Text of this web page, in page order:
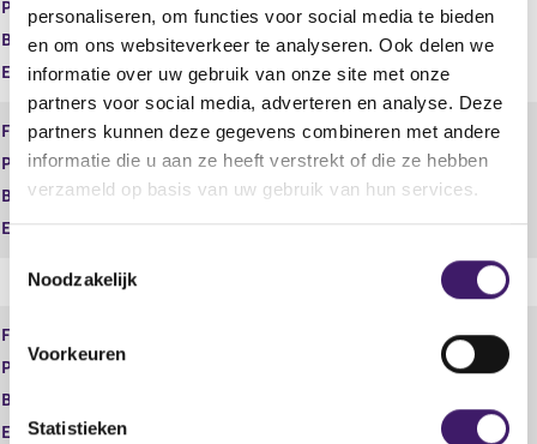
personaliseren, om functies voor social media te bieden
en om ons websiteverkeer te analyseren. Ook delen we
informatie over uw gebruik van onze site met onze
partners voor social media, adverteren en analyse. Deze
partners kunnen deze gegevens combineren met andere
informatie die u aan ze heeft verstrekt of die ze hebben
verzameld op basis van uw gebruik van hun services.
s
t
e
m
Noodzakelijk
Voorkeuren
Statistieken
Product
Spaarrekeningen
Begindatum
20 sep 2013
Einddatum
Financiële dienst
Adviseren
Product
Vermogen
Begindatum
01 jan 2014
Einddatum
Financiële dienst
Product
Begindatum
Einddatum